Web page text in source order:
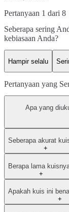
Pertanyaan 1 dari 8
Seberapa sering
kebiasaan Anda?
Hampir selalu
Pertanyaan yang
Apa yang
Seberapa akurat
+
Berapa lama
+
Apakah kuis ini
+